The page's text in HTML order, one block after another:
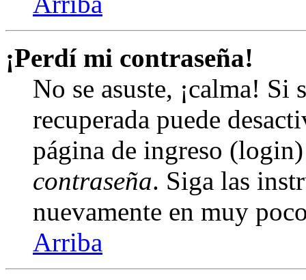
¡Perdí mi contraseña!
No se asuste, ¡calma! Si
recuperada puede
página de ingreso
contraseña. Siga las
nuevamente en muy
Arriba